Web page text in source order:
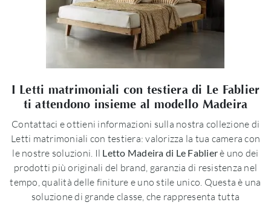
I Letti matrimoniali con testiera di Le Fablier
ti attendono insieme al modello Madeira
Contattaci e ottieni informazioni sulla nostra collezione di
Letti matrimoniali con testiera: valorizza la tua camera con
le nostre soluzioni. Il Letto Madeira di Le Fablierè uno dei
prodotti più originali del brand, garanzia di resistenza nel
tempo, qualità delle finiture e uno stile unico. Questa è una
soluzione di grande classe, che rappresenta tutta